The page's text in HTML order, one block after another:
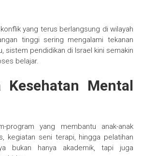
yang terus berlangsung di wilayah
tinggi sering mengalami tekanan
sistem pendidikan di Israel kini semakin
belajar.
Mental
yang membantu anak-anak
kegiatan seni terapi, hingga pelatihan
bukan hanya akademik, tapi juga